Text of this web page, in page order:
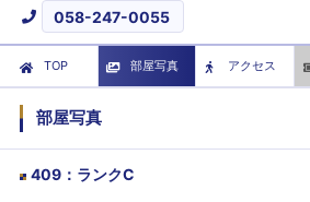
058-247-0055
TOP 部屋写真 アクセス
部屋写真
409 ： ランクC